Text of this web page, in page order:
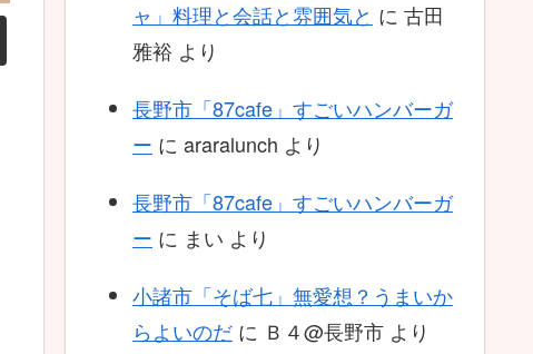
ャ」料理と会話と雰囲気と に 古田
雅裕 より
長野市「87cafe」すごいハンバーガ
ー に araralunch より
長野市「87cafe」すごいハンバーガ
ー に まい より
小諸市「そば七」無愛想？うまいか
らよいのだ に Ｂ４@長野市 より